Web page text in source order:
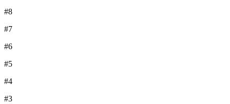
#8
#7
#6
#5
#4
#3